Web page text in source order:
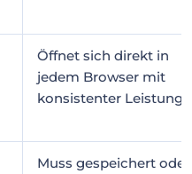
Öffnet sich direkt in
jedem Browser mit
konsistenter Leistung.
Muss gespeichert oder